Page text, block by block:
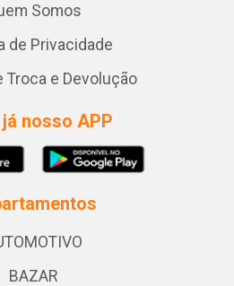
Somos
de Privacidade
Troca e Devolução
nosso APP
BAZAR